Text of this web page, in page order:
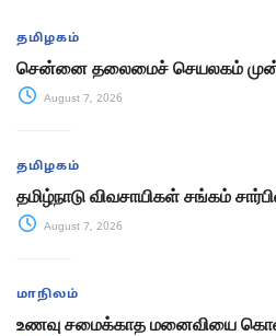
தமிழகம்
சென்னை தலைமைச் செயலகம்
August 7, 2026
தமிழகம்
தமிழ்நாடு விவசாயிகள் சங்கம்
August 7, 2026
மாநிலம்
உணவு சமைக்காத மனைவியை